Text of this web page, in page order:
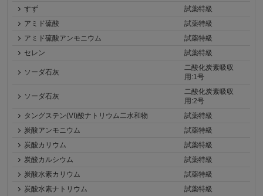
すず
試薬特級
アミド硫酸
試薬特級
アミド硫酸アンモニウム
試薬特級
セレン
試薬特級
ソーダ石灰
二酸化炭素吸収
用:1号
ソーダ石灰
二酸化炭素吸収
用:2号
タングステン(VI)酸ナトリウム二水和物
試薬特級
炭酸アンモニウム
試薬特級
炭酸カリウム
試薬特級
炭酸カルシウム
試薬特級
炭酸水素カリウム
試薬特級
炭酸水素ナトリウム
試薬特級